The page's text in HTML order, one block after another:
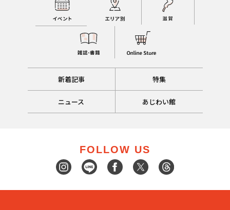
新着記事 特集
ニュース あじわい館
FOLLOW US